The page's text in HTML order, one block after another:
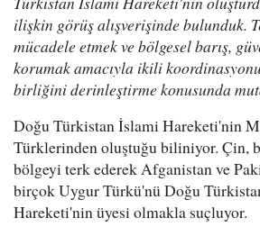
ilişkin görüş alışverişinde bulunduk.
mücadele etmek ve bölgesel barış,
korumak amacıyla ikili
birliğini derinleştirme konusunda
Doğu Türkistan İslami Hareketi'nin
Türklerinden oluştuğu biliniyor. Çin,
bölgeyi terk ederek Afganistan ve
birçok Uygur Türkü'nü Doğu
Hareketi'nin üyesi olmakla suçluyor.